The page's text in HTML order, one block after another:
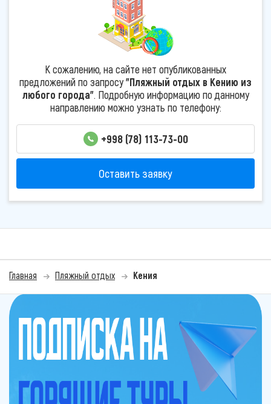
К сожалению, на сайте нет опубликованных
предложений по запросу"Пляжный отдых в Кению из
любого города". Подробную информацию по данному
направлению можно узнать по телефону:
+998 (78) 113-73-00
Оставить заявку
Главная Пляжный отдых Кения